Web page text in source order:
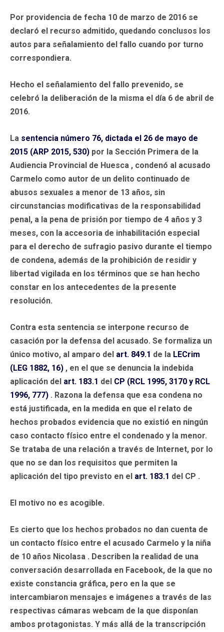
Por providencia de fecha 10 de marzo de 2016 se
declaró el recurso admitido, quedando conclusos los
autos para señalamiento del fallo cuando por turno
correspondiera.
Hecho el señalamiento del fallo prevenido, se
celebró la deliberación de la misma el día 6 de abril de
2016.
La sentencia número 76, dictada el 26 de mayo de
2015 (ARP 2015, 530) por la Sección Primera de la
Audiencia Provincial de Huesca , condenó al acusado
Carmelo como autor de un delito continuado de
abusos sexuales a menor de 13 años, sin
circunstancias modificativas de la responsabilidad
penal, a la pena de prisión por tiempo de 4 años y 3
meses, con la accesoria de inhabilitación especial
para el derecho de sufragio pasivo durante el tiempo
de condena, además de la prohibición de residir y
libertad vigilada en los términos que se han hecho
constar en los antecedentes de la presente
resolución.
Contra esta sentencia se interpone recurso de
casación por la defensa del acusado. Se formaliza un
único motivo, al amparo del art. 849.1 de la LECrim
(LEG 1882, 16) , en el que se denuncia la indebida
aplicación del art. 183.1 del CP (RCL 1995, 3170 y RCL
1996, 777) . Razona la defensa que esa condena no
está justificada, en la medida en que el relato de
hechos probados evidencia que no existió en ningún
caso contacto físico entre el condenado y la menor.
Se trataba de una relación a través de Internet, por lo
que no se dan los requisitos que permiten la
aplicación del tipo previsto en el art. 183.1 del CP .
El motivo no es acogible.
Es cierto que los hechos probados no dan cuenta de
un contacto físico entre el acusado Carmelo y la niña
de 10 años Nicolasa . Describen la realidad de una
conversación desarrollada en Facebook, de la que no
existe constancia gráfica, pero en la que se
intercambiaron mensajes e imágenes a través de las
respectivas cámaras webcam de la que disponían
ambos protagonistas. Y más allá de la transcripción